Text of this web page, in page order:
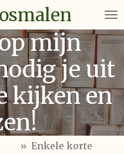
mijn
je uit
kijken en
» Enkele korte